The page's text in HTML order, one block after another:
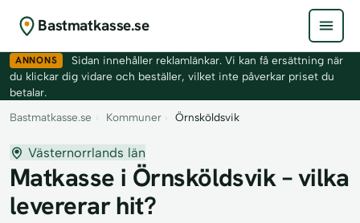
Bastmatkasse.se
ANNONS
Sidan innehåller reklamlänkar. Vi kan få ersättning när
du klickar dig vidare och beställer, vilket inte påverkar priset du
betalar.
Bastmatkasse.se › Kommuner › Örnsköldsvik
Västernorrlands län
Matkasse i Örnsköldsvik – vilka
levererar hit?